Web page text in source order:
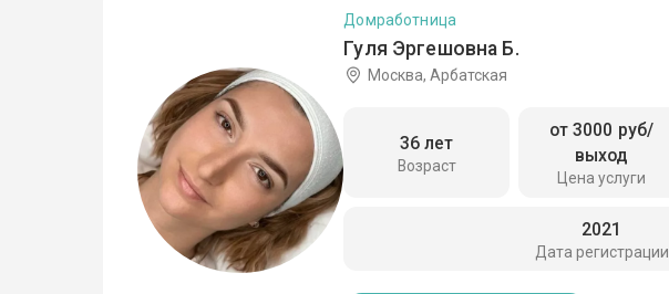
Гуля Эргешовна Б.
Домработница
Москва, Арбатская
Возраст
36 лет
Цена услуги
от 3000 руб/
выход
Дата регистрации
2021